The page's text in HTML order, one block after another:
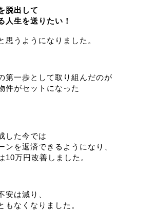
脱出して
人生を送りたい！
思うようになりました。
第一歩として取り組んだのが
件がセットになった
した今では
ンを返済できるようになり、
10万円改善しました。
安は減り、
もなくなりました。